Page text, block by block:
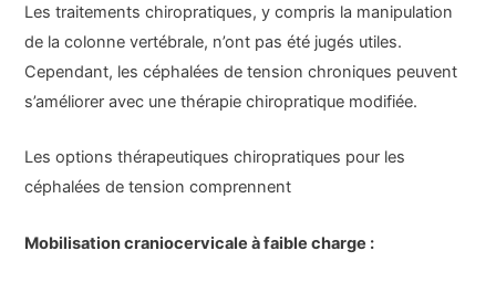
Les traitements chiropratiques, y compris la manipulation
de la colonne vertébrale, n’ont pas été jugés utiles.
Cependant, les céphalées de tension chroniques peuvent
s’améliorer avec une thérapie chiropratique modifiée.
Les options thérapeutiques chiropratiques pour les
céphalées de tension comprennent
Mobilisation craniocervicale à faible charge :